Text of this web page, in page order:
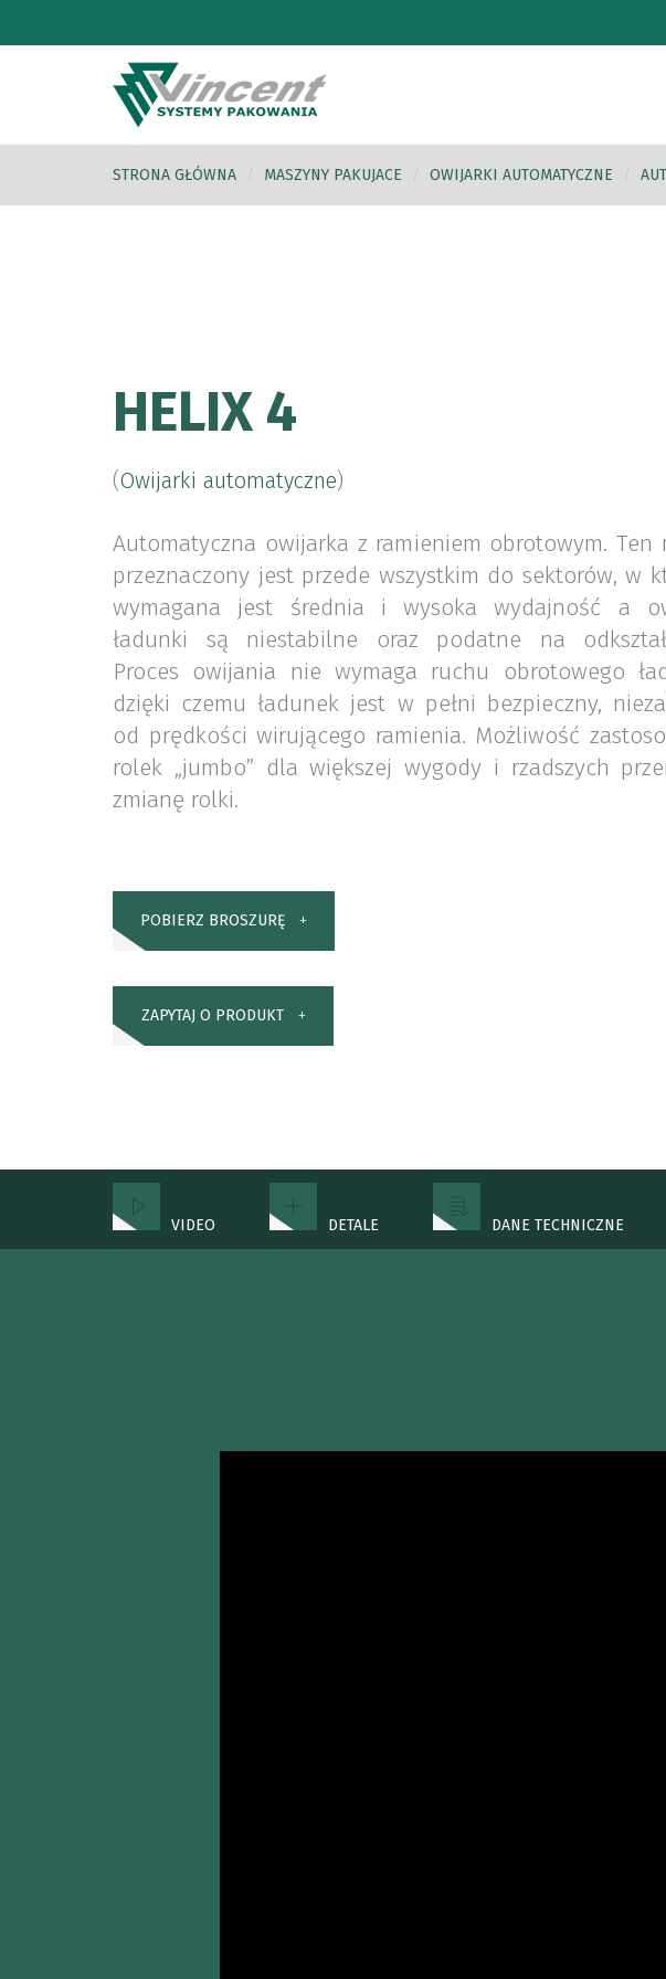
STRONA GŁÓWNA MASZYNY PAKUJACE OWIJARKI AUTOMATYCZNE
HELIX 4
(Owijarki automatyczne)
Automatyczna owijarka z ramieniem obrotowym. Ten
przeznaczony jest przede wszystkim do sektorów, w
wymagana jest średnia i wysoka wydajność a
ładunki są niestabilne oraz podatne na
Proces owijania nie wymaga ruchu obrotowego
dzięki czemu ładunek jest w pełni bezpieczny,
od prędkości wirującego ramienia. Możliwość
rolek „jumbo” dla większej wygody i rzadszych
zmianę rolki.
POBIERZ BROSZURĘ
ZAPYTAJ O PRODUKT
VIDEO DETALE DANE TECHNICZNE